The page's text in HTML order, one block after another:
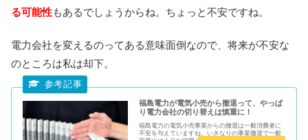
る可能性もあるでしょうからね。ちょっと不安ですね。
電力会社を変えるのってある意味面倒なので、将来が不安な
のところは私は却下。
福島電力が電気小売から撤退って、やっぱ
り電力会社の切り替えは慎重に！
福島電力の電気小売事業からの撤退は一般消費者に
不安を与えていますね。いきなりの事業撤退で一般